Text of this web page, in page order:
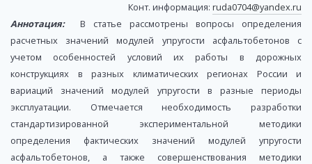
Конт. информация: ruda0704@yandex.ru
Аннотация:В статье рассмотрены вопросы определения
расчетных значений модулей упругости асфальтобетонов с
учетом особенностей условий их работы в дорожных
конструкциях в разных климатических регионах России и
вариаций значений модулей упругости в разные периоды
эксплуатации. Отмечается необходимость разработки
стандартизированной экспериментальной методики
определения фактических значений модулей упругости
асфальтобетонов, а также совершенствования методики